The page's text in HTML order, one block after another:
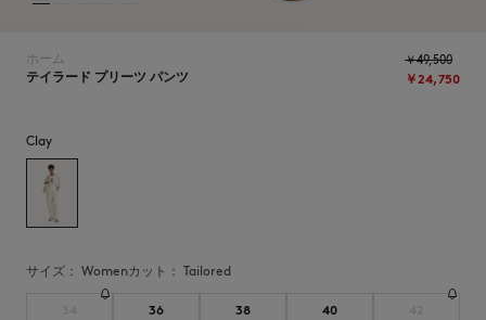
ホーム
テイラード プリーツ パンツ
￥24,750
￥49,500
Clay
サイズ： womenカット： tailored
36 38 40